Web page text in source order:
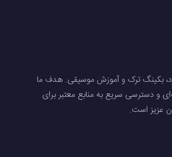
بکینگ ترک و آموزش موسیقی. هدف ما
و دسترسی سریع به منابع معتبر برای
عزیز است.